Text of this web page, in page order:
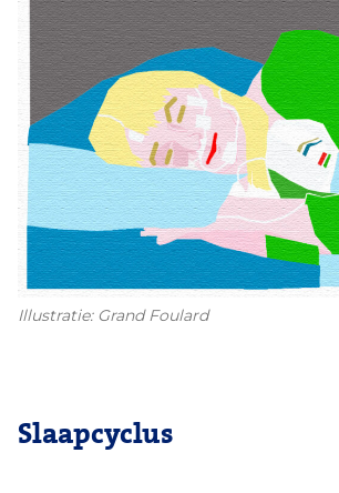
Illustratie: Grand Foulard
Slaapcyclus